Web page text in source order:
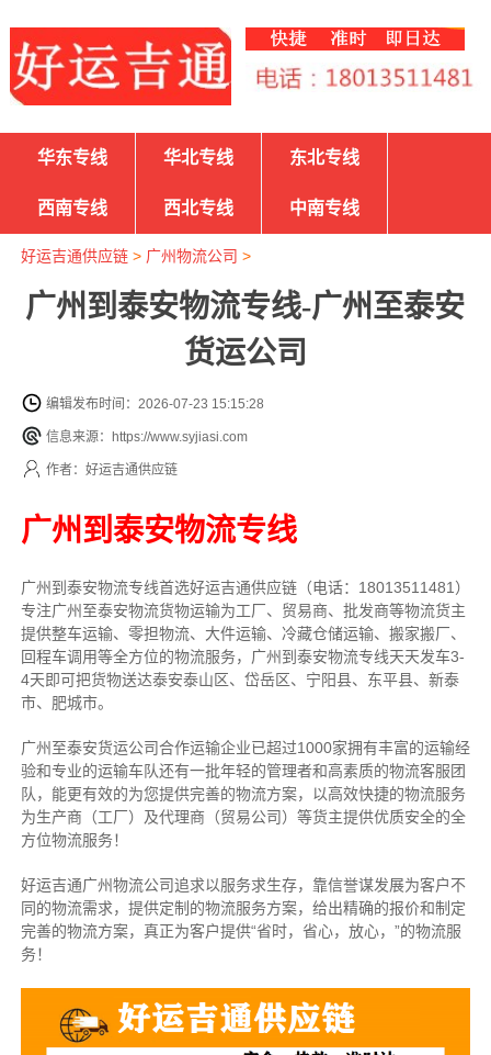
华东专线 华北专线 东北专线
西南专线 西北专线 中南专线
好运吉通供应链> 广州物流公司 >
广州到泰安物流专线-广州至泰安
货运公司
编辑发布时间：2026-07-23 15:15:28
信息来源：https://www.syjiasi.com
作者：好运吉通供应链
广州到泰安物流专线
广州到泰安物流专线首选好运吉通供应链（电话：18013511481）
专注广州至泰安物流货物运输为工厂、贸易商、批发商等物流货主
提供整车运输、零担物流、大件运输、冷藏仓储运输、搬家搬厂、
回程车调用等全方位的物流服务，广州到泰安物流专线天天发车3-
4天即可把货物送达泰安泰山区、岱岳区、宁阳县、东平县、新泰
市、肥城市。
广州至泰安货运公司合作运输企业已超过1000家拥有丰富的运输经
验和专业的运输车队还有一批年轻的管理者和高素质的物流客服团
队，能更有效的为您提供完善的物流方案，以高效快捷的物流服务
为生产商（工厂）及代理商（贸易公司）等货主提供优质安全的全
方位物流服务！
好运吉通广州物流公司追求以服务求生存，靠信誉谋发展为客户不
同的物流需求，提供定制的物流服务方案，给出精确的报价和制定
完善的物流方案，真正为客户提供“省时，省心，放心，”的物流服
务！